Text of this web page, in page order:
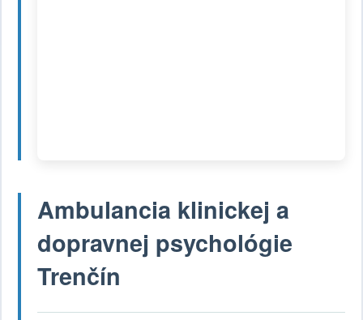
Ambulancia klinickej a
dopravnej psychológie
Trenčín